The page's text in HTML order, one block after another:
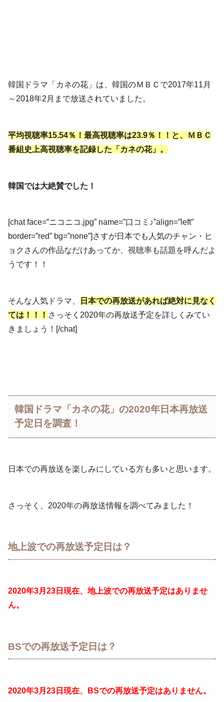
韓国ドラマ「カネの花」は、韓国のＭＢＣで2017年11月
～2018年2月まで放送されていました。
平均視聴率15.54％！最高視聴率は23.9％！！と、ＭＢＣ
番組史上高視聴率を記録した「カネの花」。
韓国では大絶賛でした！
[chat face=”ニコニコ.jpg” name=”口コミ♪”align=”left”
border=”red” bg=”none”]さすが日本でも人気のチャン・ヒ
ョクさんの作品なだけあってか、視聴率も話題を呼んだよ
うです！！
そんな人気ドラマ、
日本での再放送があれば絶対に見なく
ては！！！ さっそく2020年の再放送予定を詳しくみてい
きましょう！[/chat]
韓国ドラマ「カネの花」の2020年日本再放送
予定日を調査！
日本での再放送を楽しみにしている方も多いと思います。
さっそく、2020年の再放送情報を調べてみました！
地上波での再放送予定日は？
2020年3月23日現在、地上波での再放送予定はありませ
ん。
BSでの再放送予定日は？
2020年3月23日現在、BSでの再放送予定はありません。